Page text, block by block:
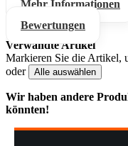
Mehr Informationen
Bewertungen
Verwandte Artikel
Markieren Sie die Artikel,
oder
Alle auswählen
Wir haben andere
könnten!